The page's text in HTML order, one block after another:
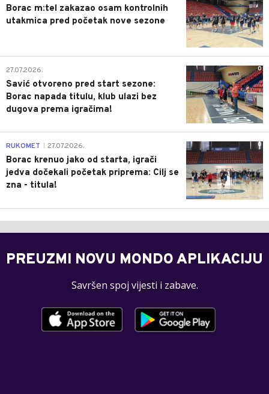
Borac m:tel zakazao osam kontrolnih
utakmica pred početak nove sezone
0
27.07.2026.
Savić otvoreno pred start sezone:
Borac napada titulu, klub ulazi bez
dugova prema igračima!
0
RUKOMET 27.07.2026.
Borac krenuo jako od starta, igrači
jedva dočekali početak priprema: Cilj se
zna - titula!
PREUZMI NOVU MONDO APLIKACIJU
Savršen spoj vijesti i zabave.